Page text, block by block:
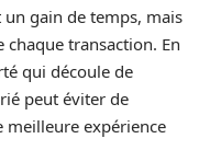
gain de temps, mais
transaction. En
qui découle de
peut éviter de
meilleure expérience